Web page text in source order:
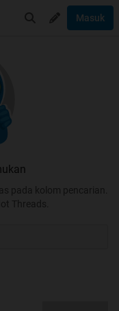
Masuk
pada kolom pencarian.
Threads.